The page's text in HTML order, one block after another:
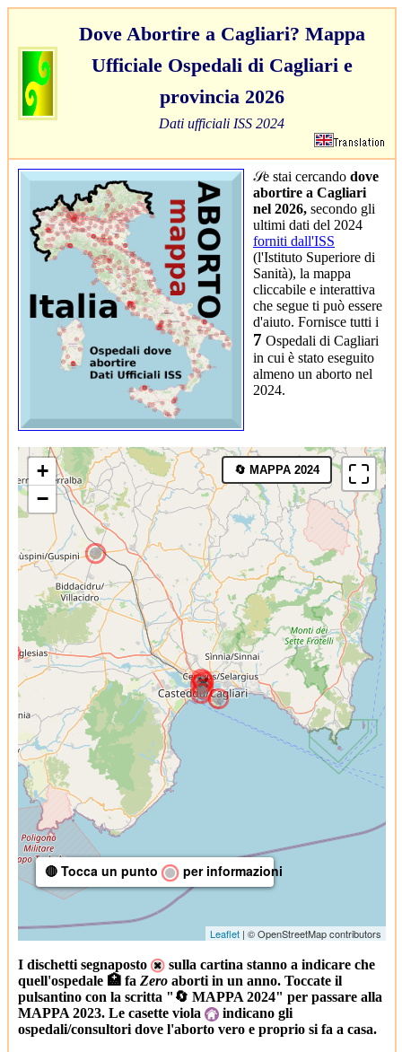
Dove Abortire a Cagliari? Mappa
Ufficiale Ospedali di Cagliari e
provincia 2026
Dati ufficiali ISS 2024
𝒮e stai cercando dove
abortire a Cagliari
nel 2026, secondo gli
ultimi dati del 2024
forniti dall'ISS
(l'Istituto Superiore di
Sanità), la mappa
cliccabile e interattiva
che segue ti può essere
d'aiuto. Fornisce tutti i
7 Ospedali di Cagliari
in cui è stato eseguito
almeno un aborto nel
2024.
+
−
🔴 Tocca un punto per informazioni
Leaflet | © OpenStreetMap contributors
🔄 MAPPA 2024
I dischetti segnaposto
sulla cartina stanno a indicare che
quell'ospedale 🏥 fa Zero aborti in un anno. Toccate il
pulsantino con la scritta "🔄 MAPPA 2024" per passare alla
MAPPA 2023. Le casette viola
indicano gli
ospedali/consultori dove l'aborto vero e proprio si fa a casa.